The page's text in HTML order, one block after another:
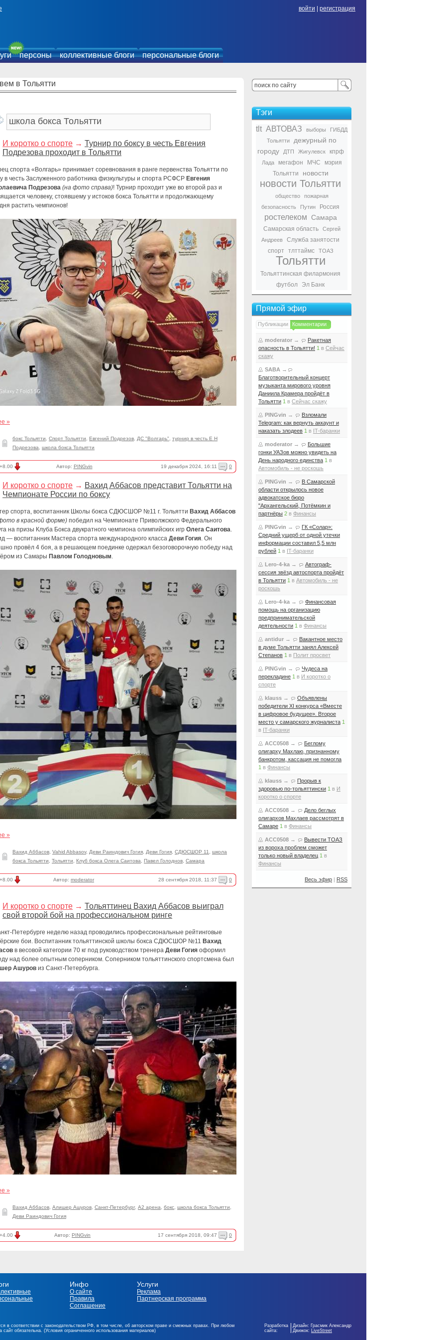
войти регистрация
персоны коллективные блоги персональные блоги
в Тольятти
И коротко о спорте → Турнир по боксу в честь Евгения
Подрезова проходит в Тольятти
спорта «Волгарь» принимает соревнования в ранге первенства Тольятти по
в честь Заслуженного работника физкультуры и спорта РСФСР Евгения
Подрезова (на фото справа)! Турнир проходит уже во второй раз и
человеку, стоявшему у истоков бокса Тольятти и продолжающему
растить чемпионов!
»
бокс Тольятти Спорт Тольятти Евгений Подрезов ДС "Волгарь"
турнир в честь Е Н
Подрезова
школа бокса Тольятти
+8.00 Автор: PINGvin 19 декабря 2024, 16:11 0
И коротко о спорте → Вахид Аббасов представит Тольятти на
Чемпионате России по боксу
спорта, воспитанник Школы бокса СДЮСШОР №11 г. Тольятти Вахид Аббасов
в красной форме) победил на Чемпионате Приволжского Федерального
на призы Клуба Бокса двукратного чемпиона олимпийских игр Олега Саитова.
— воспитанник Мастера спорта международного класса Деви Гогия. Он
провёл 4 боя, а в решающем поединке одержал безоговорочную победу над
из Самары Павлом Голодновым.
»
Вахид Аббасов Vahid Abbasov, Деви Раиндович Гогия Деви Гогия СДЮСШОР 11
школа
бокса Тольятти
Тольятти Клуб бокса Олега Саитова Павел Голоднов Самара
+8.00 Автор: moderator 28 сентября 2018, 11:37 0
И коротко о спорте → Тольяттинец Вахид Аббасов выиграл
свой второй бой на профессиональном ринге
Петербурге неделю назад проводились профессиональные рейтинговые
бои. Воспитанник тольяттинской школы бокса СДЮСШОР №11 Вахид
в весовой категории 70 кг под руководством тренера Деви Гогия оформил
над более опытным соперником. Соперником тольяттинского спортсмена был
Ашуров из Санкт-Петербурга.
»
Вахид Аббасов Алишер Ашуров Санкт-Петербург, А2 арена бокс школа бокса Тольятти
Деви Раиндович Гогия
+4.00 Автор: PINGvin 17 сентября 2018, 09:47 0
Тэги
tlt АВТОВАЗ выборы
ГИБДД
Тольятти
дежурный по
городу
ДТП Жигулевск кпрф
Лада мегафон МЧС
мэрия
Тольятти
новости
новости Тольятти
общество
пожарная
безопасность
Путин Россия
ростелеком Самара
Самарская область
Сергей
Андреев
Служба занятости
спорт
тлттаймс ТОАЗ
Тольятти
Тольяттинская филармония
футбол
Эл Банк
Прямой эфир
Публикации Комментарии
moderator →
Ракетная
опасность в Тольятти! 1 в Сейчас
скажу
SABA →
Благотворительный концерт
музыканта мирового уровня
Даниила Крамера пройдёт в
Тольятти 1 в Сейчас скажу
PINGvin →
Взломали
Telegram: как вернуть аккаунт и
наказать злодеев 1 в IT-баранки
moderator →
Большие
гонки УАЗов можно увидеть на
День народного единства 1 в
Автомобиль - не роскошь
PINGvin →
В Самарской
области открылось новое
адвокатское бюро
"Архангельский, Потёмкин и
партнёры 2 в Финансы
PINGvin →
ГК «Солар»:
Средний ущерб от одной утечки
информации составил 5,5 млн
рублей 1 в IT-баранки
Lero-4-ka →
Автограф-
сессия звёзд автоспорта пройдёт
в Тольятти 1 в Автомобиль - не
роскошь
Lero-4-ka →
Финансовая
помощь на организацию
предпринимательской
деятельности 1 в Финансы
antidur →
Вакантное место
в думе Тольятти занял Алексей
Степанов 1 в Полит просвет
PINGvin →
Чудеса на
перекладине 1 в И коротко о
спорте
klauss →
Объявлены
победители XI конкурса «Вместе
в цифровое будущее». Второе
место у самарского журналиста 1
в IT-баранки
ACC0508 →
Беглому
олигарху Махлаю, признанному
банкротом, кассация не помогла
1 в Финансы
klauss →
Прорыв к
здоровью по-тольяттински 1 в И
коротко о спорте
ACC0508 →
Дело беглых
олигархов Махлаев рассмотрят в
Самаре 1 в Финансы
ACC0508 →
Вывести ТОАЗ
из вороха проблем сможет
только новый владелец 1 в
Финансы
Весь эфир | RSS
Инфо
О сайте
Правила
Соглашение
Услуги
Реклама
Партнерская программа
в соответствии с законодательством РФ, в том числе, об авторском праве и смежных правах. При любом
обязательна. (Условия ограниченного использования материалов)
Разработка
сайта:
Дизайн: Грасмик Александр
Движок: LiveStreet